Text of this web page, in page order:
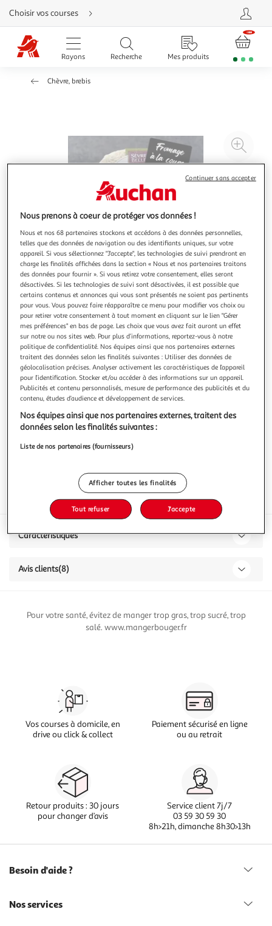
Aller
directement
au
contenu
Aller
directement
Aller
Choisir vos courses
Rayons Recherche Mes produits
Chèvre, brebis
à
4,8 (8)
MON FROMAGER
Chevrot au lait cru
200g
Vous voulez connaître le prix de ce produit ?
Afficher le prix
Frais
Caractéristiques
Avis clients(8)
Pour votre santé, évitez de manger trop gras, trop sucré, trop
salé. www.mangerbouger.fr
Vos courses à domicile, en
drive ou click & collect
Paiement sécurisé en ligne
ou au retrait
Retour produits : 30 jours
pour changer d’avis
Service client 7j/7
03 59 30 59 30
8h>21h, dimanche 8h30>13h
Besoin d'aide ?
Nos services
Nous prenons à coeur de protéger vos données !
Nous et nos 68 partenaires stockons et accédons à des données personnelles,
telles que des données de navigation ou des identifiants uniques, sur votre
appareil. Si vous sélectionnez "J'accepte", les technologies de suivi prendront en
charge les finalités affichées dans la section « Nous et nos partenaires traitons
des données pour fournir ». Si vous retirez votre consentement, elles seront
désactivées. Si les technologies de suivi sont désactivées, il est possible que
certains contenus et annonces qui vous sont présentés ne soient pas pertinents
pour vous. Vous pouvez faire réapparaître ce menu pour modifier vos choix ou
pour retirer votre consentement à tout moment en cliquant sur le lien "Gérer
mes préférences" en bas de page. Les choix que vous avez fait auront un effet
sur notre ou nos sites web. Pour plus d’informations, reportez-vous à notre
politique de confidentialité. Nos équipes ainsi que nos partenaires externes
traitent des données selon les finalités suivantes : Utiliser des données de
géolocalisation précises. Analyser activement les caractéristiques de l’appareil
pour l’identification. Stocker et/ou accéder à des informations sur un appareil.
Publicités et contenu personnalisés, mesure de performance des publicités et du
contenu, études d’audience et développement de services.
Nos équipes ainsi que nos partenaires externes, traitent des
données selon les finalités suivantes :
Liste de nos partenaires (fournisseurs)
Afficher toutes les finalités
Tout refuser J'accepte
Continuer sans accepter